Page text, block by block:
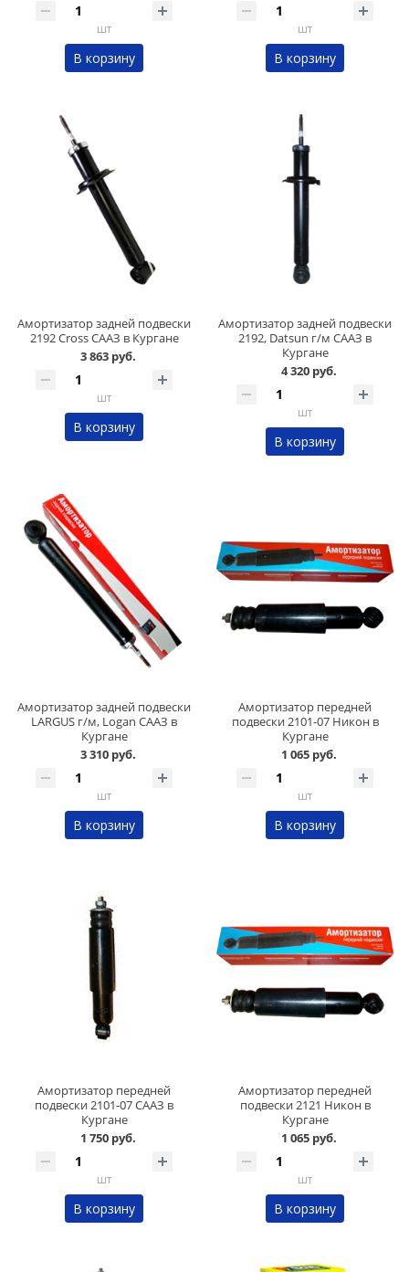
шт
В корзину
шт
В корзину
Амортизатор задней подвески
2192 Cross СААЗ в Кургане
3 863 руб.
шт
В корзину
Амортизатор задней подвески
2192, Datsun г/м СААЗ в
Кургане
4 320 руб.
шт
В корзину
Амортизатор задней подвески
LARGUS г/м, Logan СААЗ в
Кургане
3 310 руб.
шт
В корзину
Амортизатор передней
подвески 2101-07 Никон в
Кургане
1 065 руб.
шт
В корзину
Амортизатор передней
подвески 2101-07 СААЗ в
Кургане
1 750 руб.
шт
В корзину
Амортизатор передней
подвески 2121 Никон в
Кургане
1 065 руб.
шт
В корзину